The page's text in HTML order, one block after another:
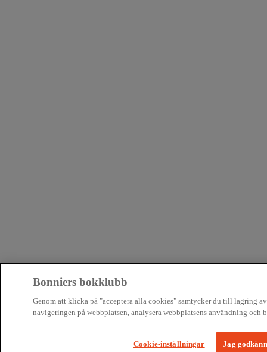
Bonniers bokklubb
Genom att klicka på "acceptera alla cookies" samtycker du till lagring
navigeringen på webbplatsen, analysera webbplatsens användning och
Cookie-inställningar Jag